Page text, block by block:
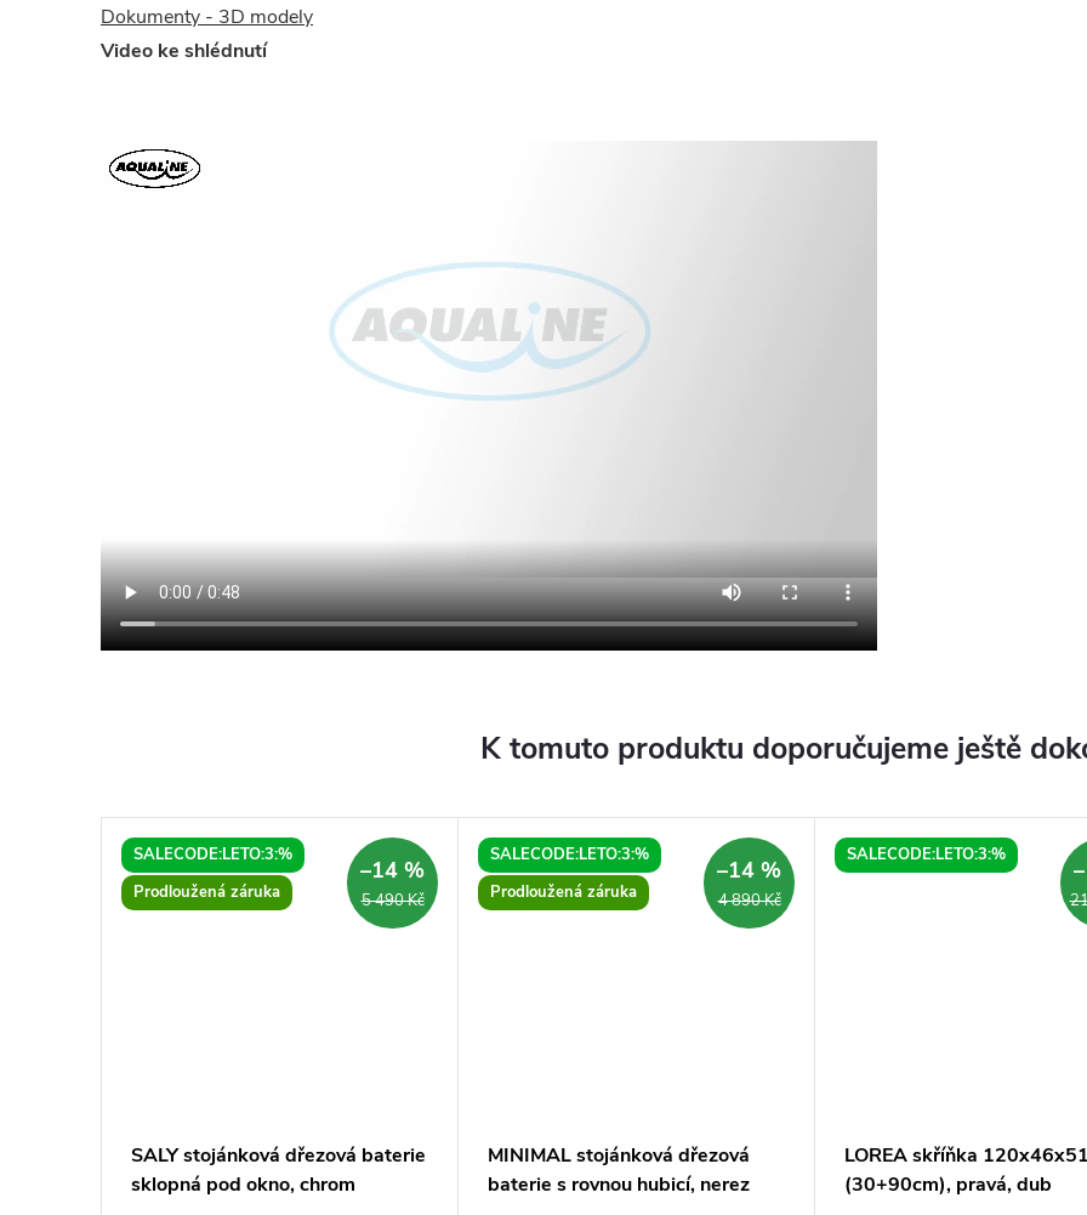
Dokumenty - 3D modely
Video ke shlédnutí
K tomuto produktu doporučujeme ještě
SALECODE:LETO:3:%
Prodloužená záruka
5 490 Kč
–14 %
SALY stojánková dřezová baterie
sklopná pod okno, chrom
SALECODE:LETO:3:%
Prodloužená záruka
4 890 Kč
–14 %
MINIMAL stojánková dřezová
baterie s rovnou hubicí, nerez
SALECODE:LETO:3:%
LOREA skříňka
(30+90cm), pravá, dub